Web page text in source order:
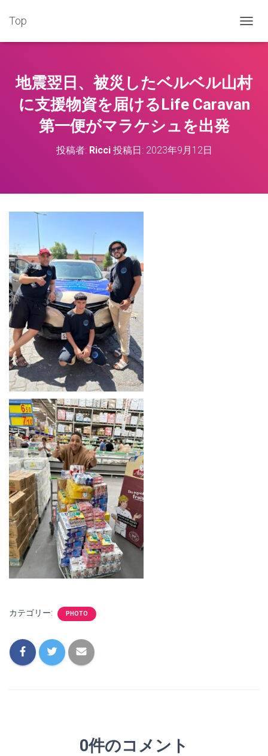
Top
ビ
シ
ョ
を
地震翌日、被災したベルベル山村
に支援物資を届けるLife Caravan
第一便がマラケシュを出発
投稿者: Ricci投稿日: 2023年9月12日
カテゴリー: PHOTO
0件のコメント